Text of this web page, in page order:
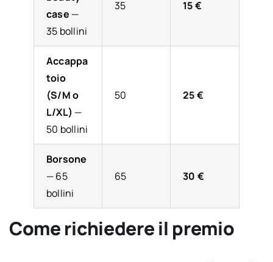
case —
35 bollini
35 15 €
Accappa
toio
(S/M o
L/XL) —
50 bollini
50 25 €
Borsone
— 65
bollini
65 30 €
Come richiedere il premio